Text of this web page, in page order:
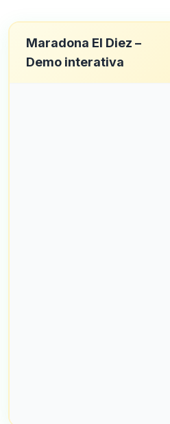
Maradona El Diez –
Demo interativa